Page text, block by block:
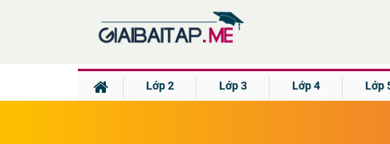
Lớp 2 Lớp 3 Lớp 4 Lớp